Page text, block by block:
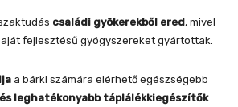
családi gyökerekből ered, mivel
fejlesztésű gyógyszereket gyártottak.
a bárki számára elérhető egészségebb
leghatékonyabb táplálékkiegészítők